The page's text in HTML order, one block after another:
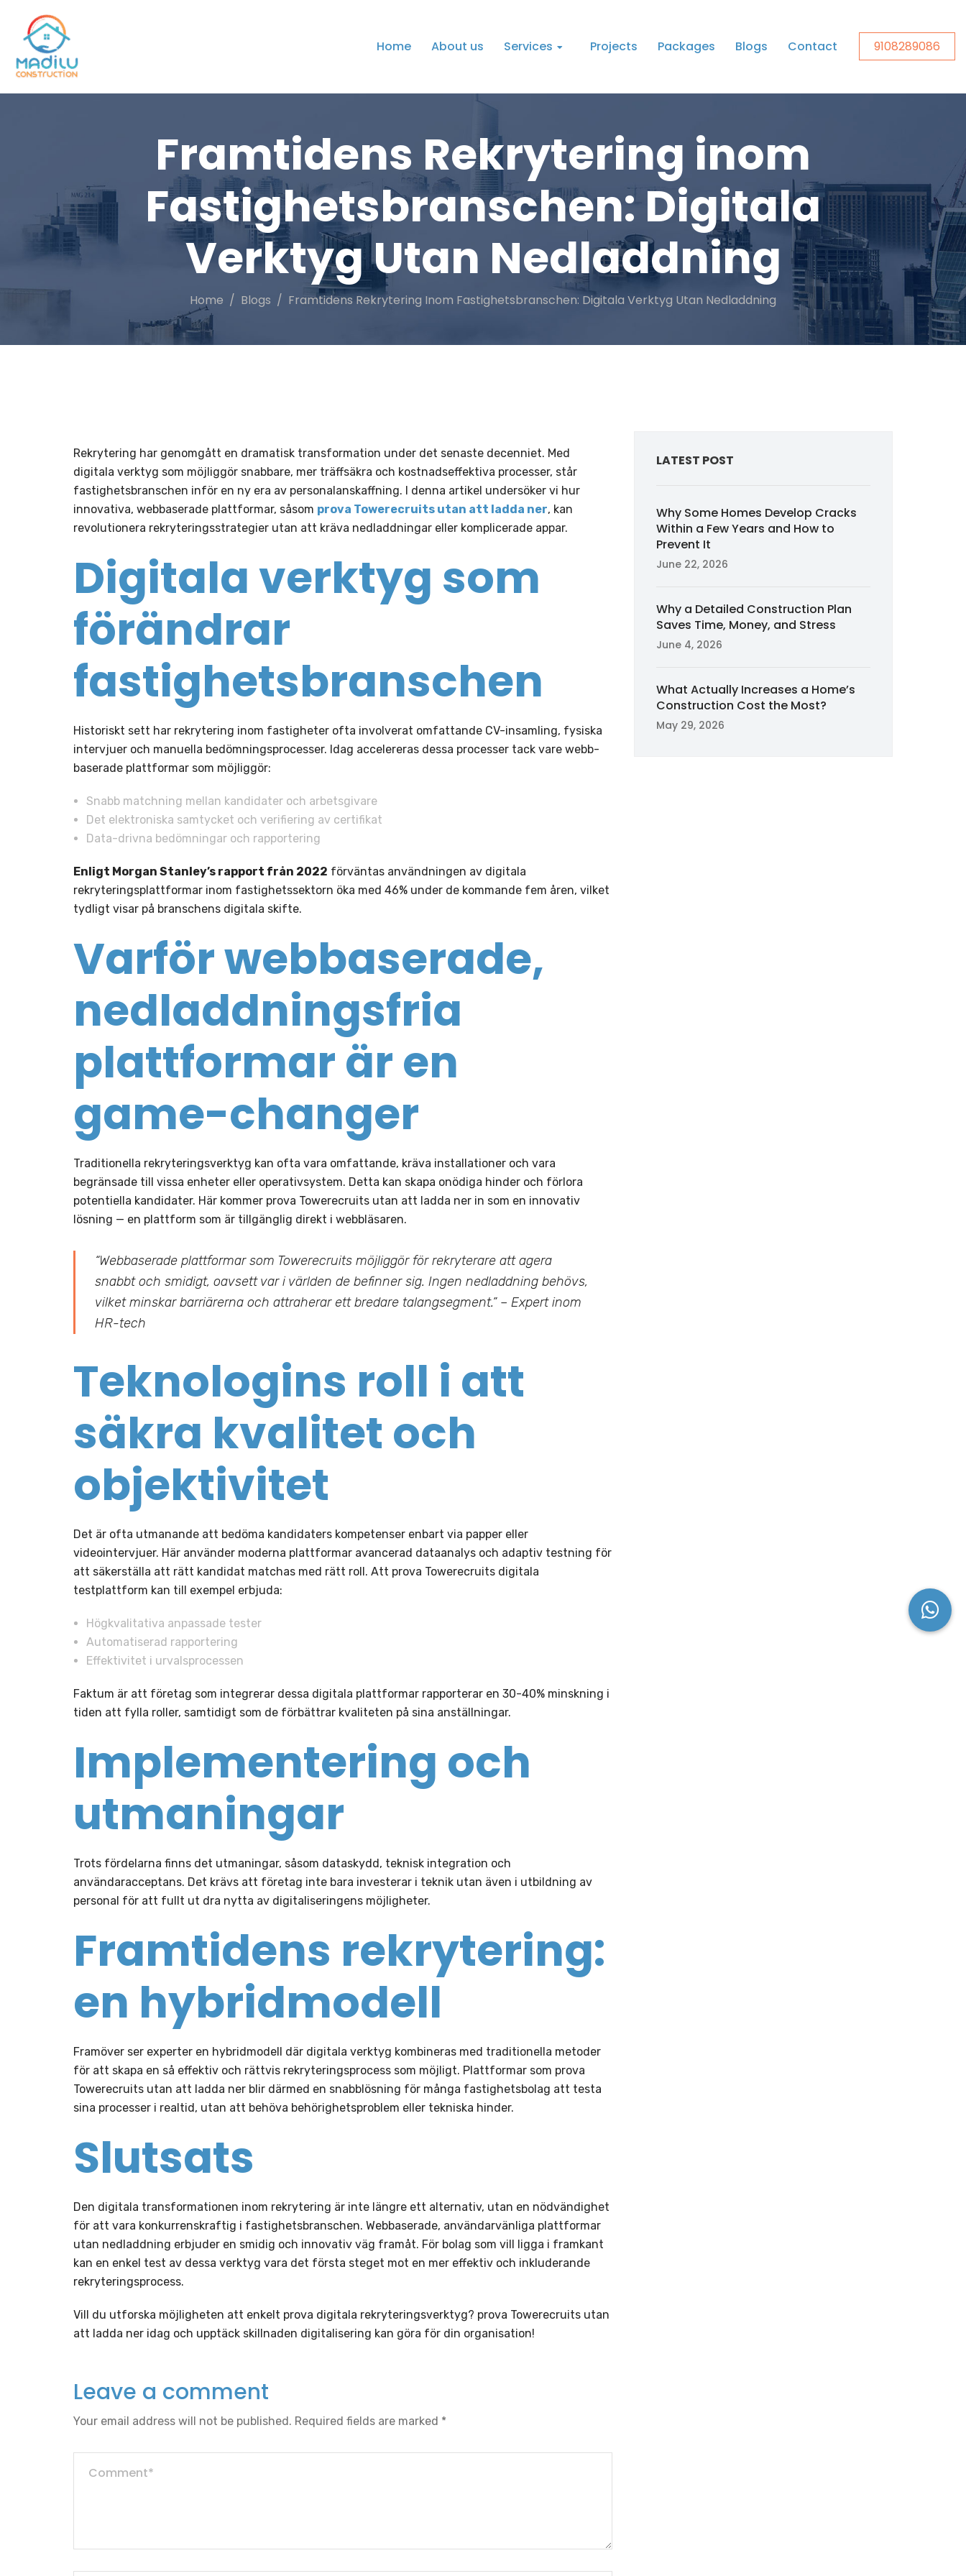
9108289086
Home About us Services Projects Packages Blogs Contact
Framtidens Rekrytering inom
Fastighetsbranschen: Digitala
Verktyg Utan Nedladdning
Home Blogs Framtidens Rekrytering Inom Fastighetsbranschen: Digitala Verktyg Utan Nedladdning
Rekrytering har genomgått en dramatisk transformation under det senaste decenniet. Med
digitala verktyg som möjliggör snabbare, mer träffsäkra och kostnadseffektiva processer, står
fastighetsbranschen inför en ny era av personalanskaffning. I denna artikel undersöker vi hur
innovativa, webbaserade plattformar, såsom prova Towerecruits utan att ladda ner, kan
revolutionera rekryteringsstrategier utan att kräva nedladdningar eller komplicerade appar.
Digitala verktyg som
förändrar
fastighetsbranschen
Historiskt sett har rekrytering inom fastigheter ofta involverat omfattande CV-insamling, fysiska
intervjuer och manuella bedömningsprocesser. Idag accelereras dessa processer tack vare webb-
baserade plattformar som möjliggör:
Snabb matchning mellan kandidater och arbetsgivare
Det elektroniska samtycket och verifiering av certifikat
Data-drivna bedömningar och rapportering
Enligt Morgan Stanley’s rapport från 2022 förväntas användningen av digitala
rekryteringsplattformar inom fastighetssektorn öka med 46% under de kommande fem åren, vilket
tydligt visar på branschens digitala skifte.
Varför webbaserade,
nedladdningsfria
plattformar är en
game-changer
Traditionella rekryteringsverktyg kan ofta vara omfattande, kräva installationer och vara
begränsade till vissa enheter eller operativsystem. Detta kan skapa onödiga hinder och förlora
potentiella kandidater. Här kommer prova Towerecruits utan att ladda ner in som en innovativ
lösning — en plattform som är tillgänglig direkt i webbläsaren.
“Webbaserade plattformar som Towerecruits möjliggör för rekryterare att agera
snabbt och smidigt, oavsett var i världen de befinner sig. Ingen nedladdning behövs,
vilket minskar barriärerna och attraherar ett bredare talangsegment.” – Expert inom
HR-tech
Teknologins roll i att
säkra kvalitet och
objektivitet
Det är ofta utmanande att bedöma kandidaters kompetenser enbart via papper eller
videointervjuer. Här använder moderna plattformar avancerad dataanalys och adaptiv testning för
att säkerställa att rätt kandidat matchas med rätt roll. Att prova Towerecruits digitala
testplattform kan till exempel erbjuda:
Högkvalitativa anpassade tester
Automatiserad rapportering
Effektivitet i urvalsprocessen
Faktum är att företag som integrerar dessa digitala plattformar rapporterar en 30-40% minskning i
tiden att fylla roller, samtidigt som de förbättrar kvaliteten på sina anställningar.
Implementering och
utmaningar
Trots fördelarna finns det utmaningar, såsom dataskydd, teknisk integration och
användaracceptans. Det krävs att företag inte bara investerar i teknik utan även i utbildning av
personal för att fullt ut dra nytta av digitaliseringens möjligheter.
Framtidens rekrytering:
en hybridmodell
Framöver ser experter en hybridmodell där digitala verktyg kombineras med traditionella metoder
för att skapa en så effektiv och rättvis rekryteringsprocess som möjligt. Plattformar som prova
Towerecruits utan att ladda ner blir därmed en snabblösning för många fastighetsbolag att testa
sina processer i realtid, utan att behöva behörighetsproblem eller tekniska hinder.
Slutsats
Den digitala transformationen inom rekrytering är inte längre ett alternativ, utan en nödvändighet
för att vara konkurrenskraftig i fastighetsbranschen. Webbaserade, användarvänliga plattformar
utan nedladdning erbjuder en smidig och innovativ väg framåt. För bolag som vill ligga i framkant
kan en enkel test av dessa verktyg vara det första steget mot en mer effektiv och inkluderande
rekryteringsprocess.
Vill du utforska möjligheten att enkelt prova digitala rekryteringsverktyg? prova Towerecruits utan
att ladda ner idag och upptäck skillnaden digitalisering kan göra för din organisation!
Leave a comment
Your email address will not be published. Required fields are marked *
LATEST POST
Why Some Homes Develop Cracks
Within a Few Years and How to
Prevent It
June 22, 2026
Why a Detailed Construction Plan
Saves Time, Money, and Stress
June 4, 2026
What Actually Increases a Home’s
Construction Cost the Most?
May 29, 2026